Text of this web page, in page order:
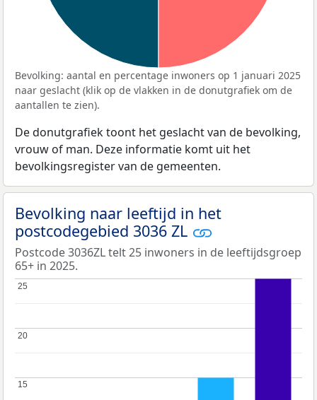
Bevolking: aantal en percentage inwoners op 1 januari 2025
naar geslacht (klik op de vlakken in de donutgrafiek om de
aantallen te zien).
De donutgrafiek toont het geslacht van de bevolking,
vrouw of man. Deze informatie komt uit het
bevolkingsregister van de gemeenten.
Bevolking naar leeftijd in het
postcodegebied 3036 ZL
Postcode 3036ZL telt 25 inwoners in de leeftijdsgroep
65+ in 2025.
15
15
20
20
25
25